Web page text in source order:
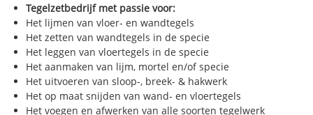
Tegelzetbedrijf met passie voor:
Het lijmen van vloer- en wandtegels
Het zetten van wandtegels in de specie
Het leggen van vloertegels in de specie
Het aanmaken van lijm, mortel en/of specie
Het uitvoeren van sloop-, breek- & hakwerk
Het op maat snijden van wand- en vloertegels
Het voegen en afwerken van alle soorten tegelwerk